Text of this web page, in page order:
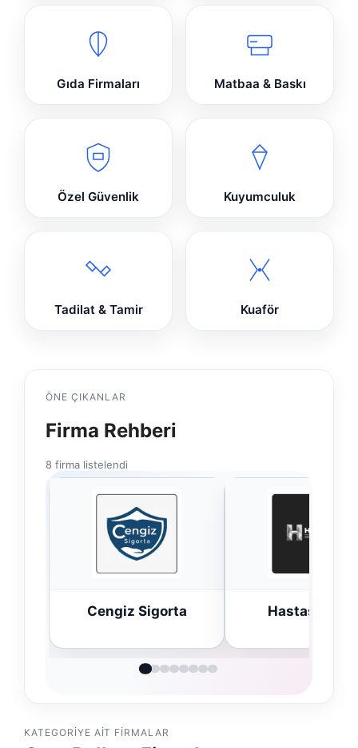
Gıda Firmaları Matbaa & Baskı
Özel Güvenlik Kuyumculuk
Tadilat & Tamir Kuaför
ÖNE ÇIKANLAR
Firma Rehberi
8 firma listelendi
Cengiz Sigorta Hastaş Beton
KATEGORIYE AIT FIRMALAR